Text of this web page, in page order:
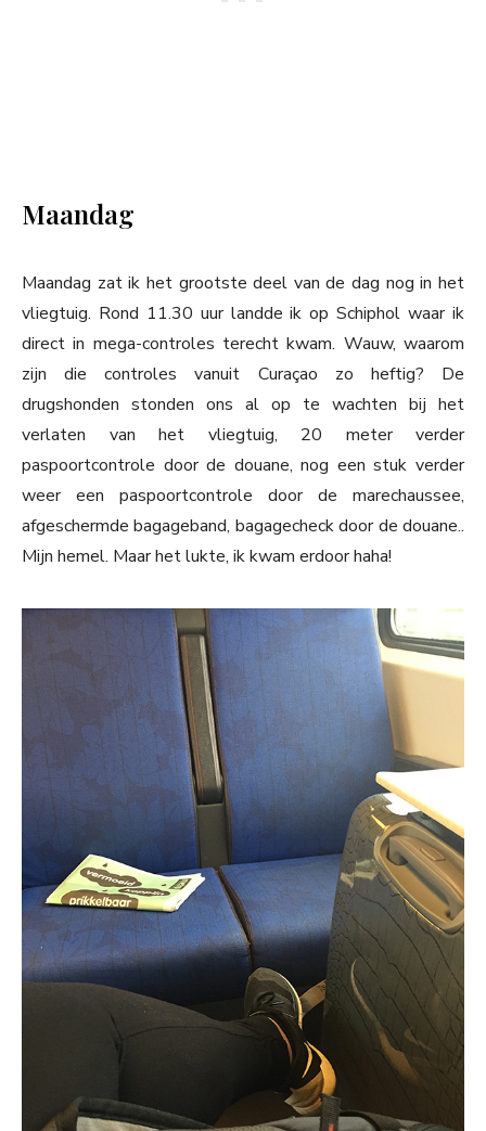
Maandag
Maandag zat ik het grootste deel van de dag nog in het
vliegtuig. Rond 11.30 uur landde ik op Schiphol waar ik
direct in mega-controles terecht kwam. Wauw, waarom
zijn die controles vanuit Curaçao zo heftig? De
drugshonden stonden ons al op te wachten bij het
verlaten van het vliegtuig, 20 meter verder
paspoortcontrole door de douane, nog een stuk verder
weer een paspoortcontrole door de marechaussee,
afgeschermde bagageband, bagagecheck door de douane..
Mijn hemel. Maar het lukte, ik kwam erdoor haha!